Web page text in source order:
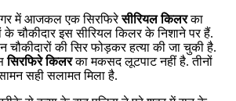
में आजकल एक सिरफिरेसीरियल किलरका
चौकीदार इस सीरियल किलर के निशाने पर हैं.
चौकीदारों की सिर फोड़कर हत्या की जा चुकी है.
सिरफिरे किलरका मकसद लूटपाट नहीं है. तीनों
सही सलामत मिला है.